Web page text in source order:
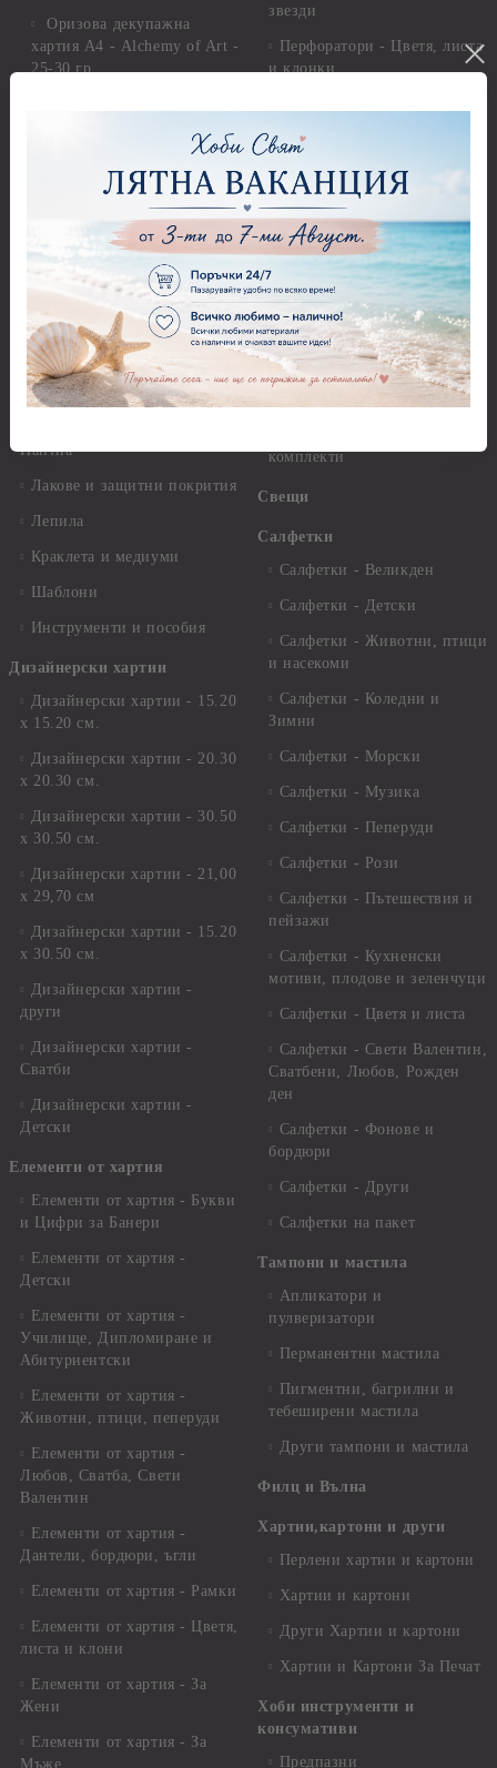
Оризова декупажна
хартия А4 - Alchemy of Art -
25-30 гр.
Фина оризова декупажна
хартия Stamperia - 21 х
29.см. - 28гр.
Декупажна хартия - Други
Антични пасти
Вакс пасти
Грунд, Основи, Релефни
пасти
Пантна
Лакове и защитни покрития
Лепила
Краклета и медиуми
Шаблони
Инструменти и пособия
Дизайнерски хартии
Дизайнерски хартии - 15.20
х 15.20 см.
Дизайнерски хартии - 20.30
х 20.30 см.
Дизайнерски хартии - 30.50
х 30.50 см.
Дизайнерски хартии - 21,00
х 29,70 см
Дизайнерски хартии - 15.20
x 30.50 см.
Дизайнерски хартии -
други
Дизайнерски хартии -
Сватби
Дизайнерски хартии -
Детски
Елементи от хартия
Елементи от хартия - Букви
и Цифри за Банери
Елементи от хартия -
Детски
Елементи от хартия -
Училище, Дипломиране и
Абитуриентски
Елементи от хартия -
Животни, птици, пеперуди
Елементи от хартия -
Любов, Сватба, Свети
Валентин
Елементи от хартия -
Дантели, бордюри, ъгли
Елементи от хартия - Рамки
Елементи от хартия - Цветя,
листа и клони
Елементи от хартия - За
Жени
Елементи от хартия - За
Мъже
звезди
Перфоратори - Цветя, листа
и клонки
Перфоратори - Животни
Перфоратори - Коледни и
Зимни
Рисуване
Грунд и почистващи
разтвори
Платна за рисуване
Стативи и поставки
Четки и инструменти
комплекти
Свещи
Салфетки
Салфетки - Великден
Салфетки - Детски
Салфетки - Животни, птици
и насекоми
Салфетки - Коледни и
Зимни
Салфетки - Морски
Салфетки - Музика
Салфетки - Пеперуди
Салфетки - Рози
Салфетки - Пътешествия и
пейзажи
Салфетки - Кухненски
мотиви, плодове и зеленчуци
Салфетки - Цветя и листа
Салфетки - Свети Валентин,
Сватбени, Любов, Рожден
ден
Салфетки - Фонове и
бордюри
Салфетки - Други
Салфетки на пакет
Тампони и мастила
Апликатори и
пулверизатори
Перманентни мастила
Пигментни, багрилни и
тебеширени мастила
Други тампони и мастила
Филц и Вълна
Хартии,картони и други
Перлени хартии и картони
Хартии и картони
Други Хартии и картони
Хартии и Картони За Печат
Хоби инструменти и
консумативи
Предпазни